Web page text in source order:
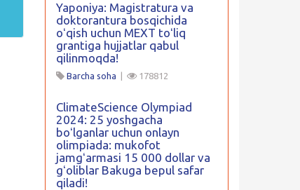
Yaponiya: Magistratura va
doktorantura bosqichida
oʻqish uchun MEXT toʻliq
grantiga hujjatlar qabul
qilinmoqda!
Barcha soha 178812
ClimateScience Olympiad
2024: 25 yoshgacha
boʻlganlar uchun onlayn
olimpiada: mukofot
jamgʻarmasi 15 000 dollar va
gʻoliblar Bakuga bepul safar
qiladi!